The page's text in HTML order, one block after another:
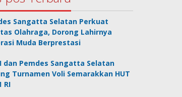
Sangatta Selatan Perkuat
Olahraga, Dorong Lahirnya
Muda Berprestasi
dan Pemdes Sangatta Selatan
Turnamen Voli Semarakkan HUT
RI